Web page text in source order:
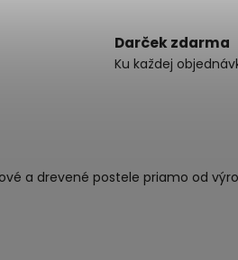
Darček zdarma
Ku každej
a drevené postele priamo od